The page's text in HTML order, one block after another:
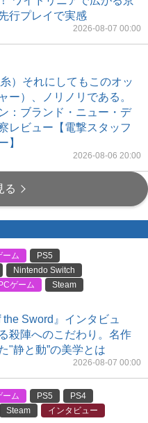
行プレイで実感
2026-08-07 00:00
）それにしてもこのオッ
ー）、ノリノリである。
：ブランド・ニュー・デ
レビュー【電撃スタッフ
】
2026-08-06 20:00
る
ーム
PS5
Nintendo Switch
ゲーム
Steam
the Sword』インタビュ
殺陣へのこだわり。名作
"静と動”の美学とは
2026-08-07 00:00
ーム PS5
PS4
Steam インタビュー